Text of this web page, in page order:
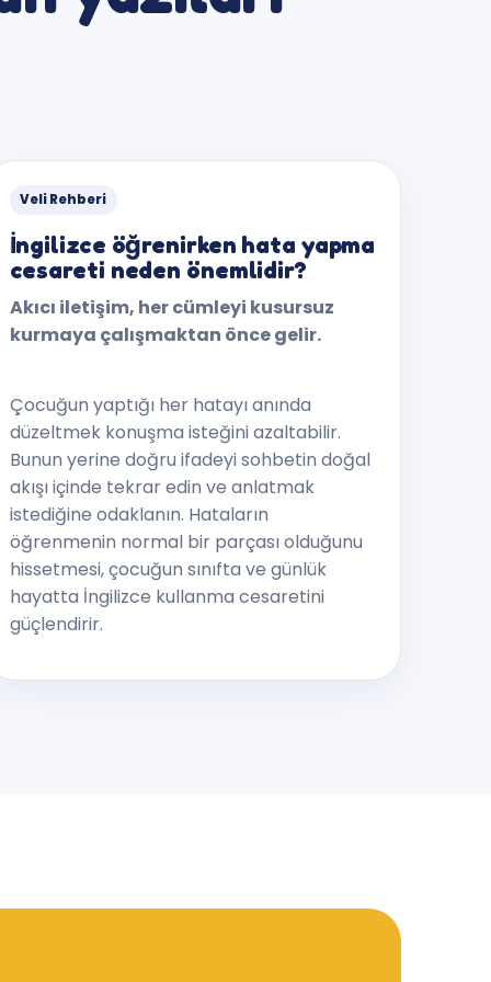
Veli Rehberi
İngilizce öğrenirken hata yapma
cesareti neden önemlidir?
Akıcı iletişim, her cümleyi kusursuz
kurmaya çalışmaktan önce gelir.
Çocuğun yaptığı her hatayı anında
düzeltmek konuşma isteğini azaltabilir.
Bunun yerine doğru ifadeyi sohbetin doğal
akışı içinde tekrar edin ve anlatmak
istediğine odaklanın. Hataların
öğrenmenin normal bir parçası olduğunu
hissetmesi, çocuğun sınıfta ve günlük
hayatta İngilizce kullanma cesaretini
güçlendirir.